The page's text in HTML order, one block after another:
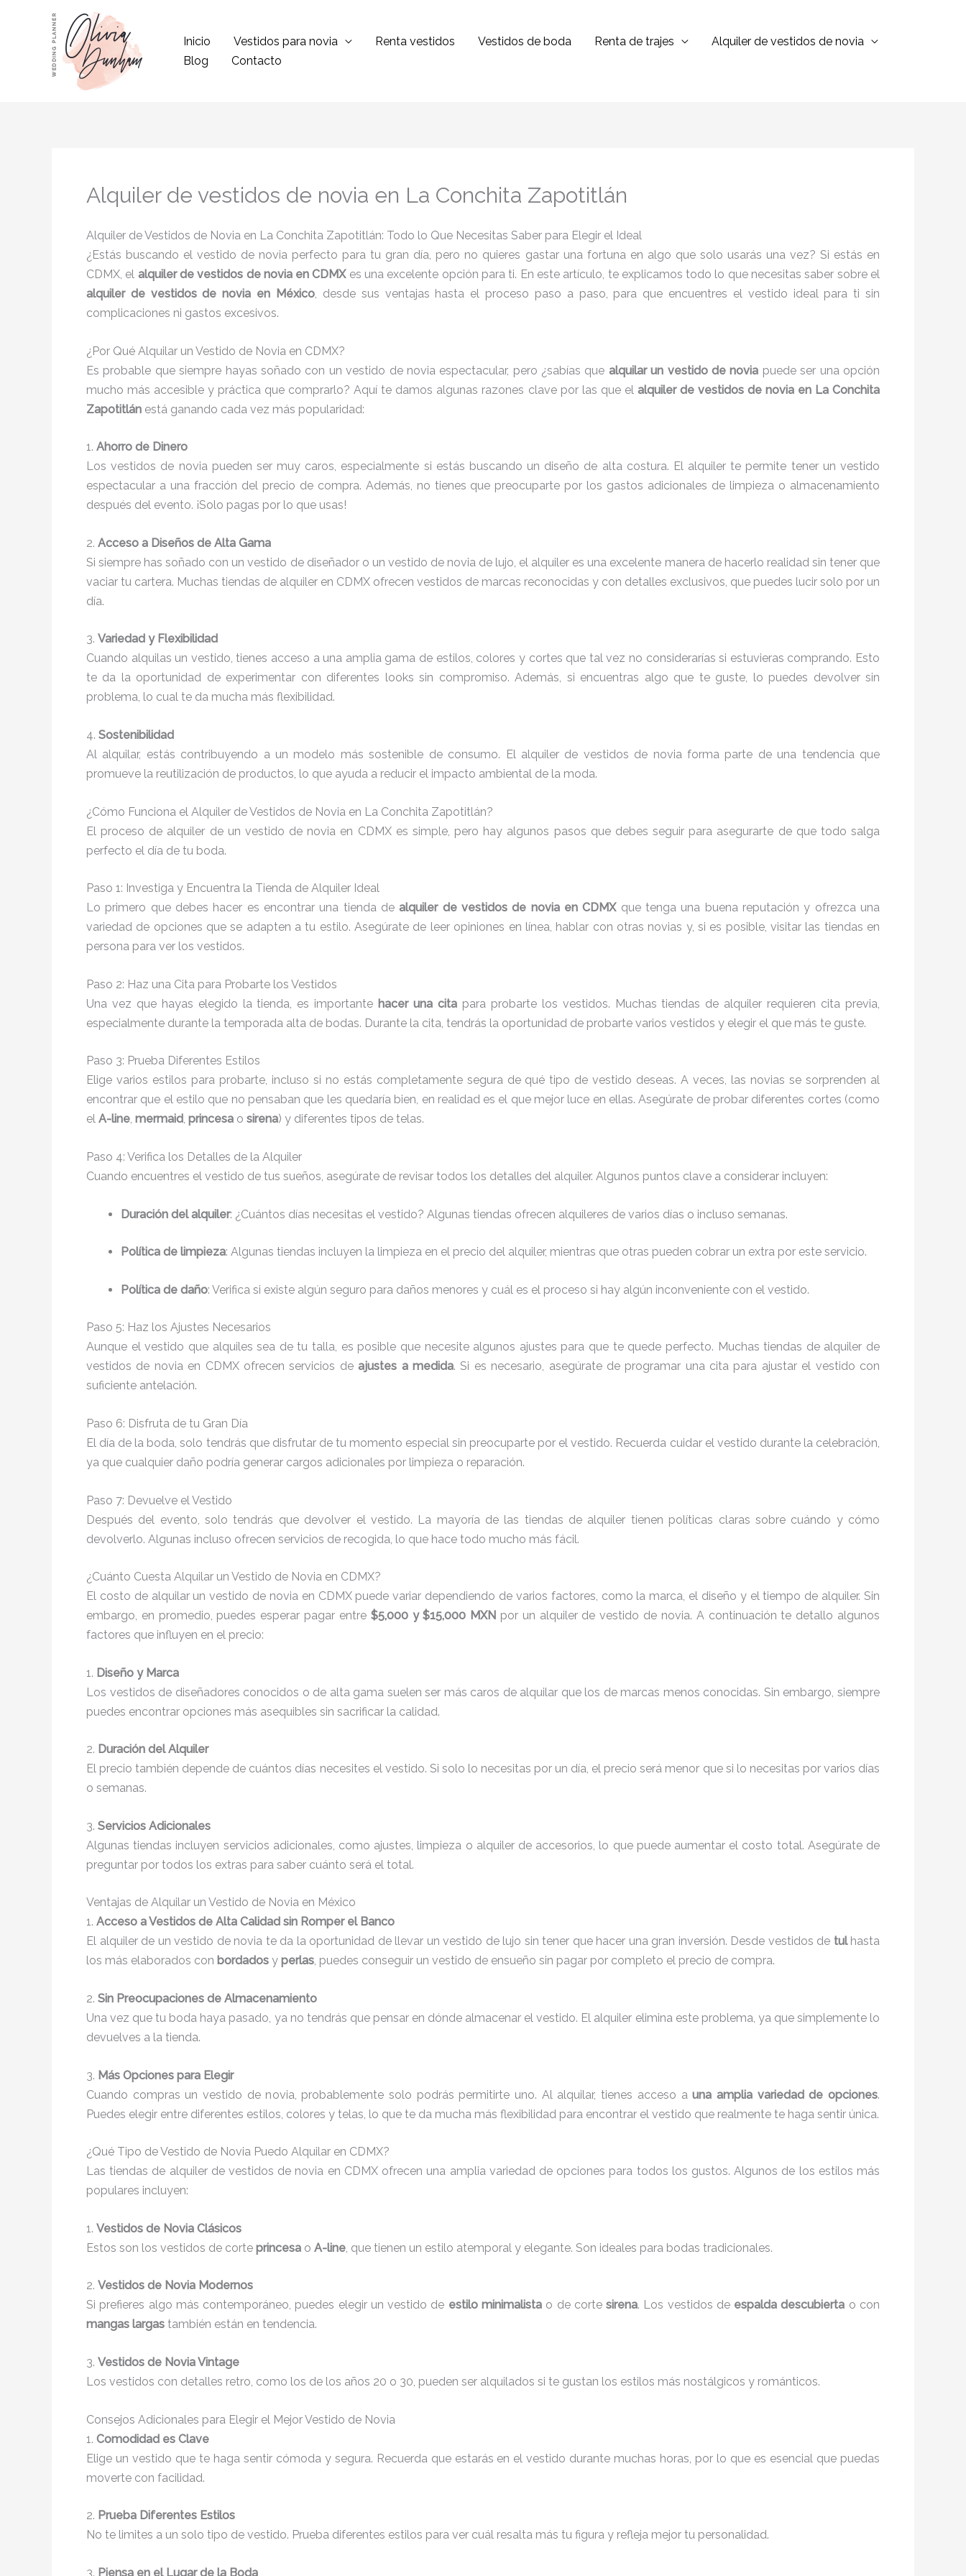
contenido
Inicio Vestidos para novia Renta vestidos Vestidos de boda Renta de trajes
Alquiler de vestidos de novia
Blog
Contacto
Alquiler de vestidos de novia en La Conchita Zapotitlán
Alquiler de Vestidos de Novia en La Conchita Zapotitlán: Todo lo Que Necesitas Saber para Elegir el Ideal
¿Estás buscando el vestido de novia perfecto para tu gran día, pero no quieres gastar una fortuna en algo que solo usarás una vez? Si estás en
CDMX, el alquiler de vestidos de novia en CDMXes una excelente opción para ti. En este artículo, te explicamos todo lo que necesitas saber sobre el
alquiler de vestidos de novia en México, desde sus ventajas hasta el proceso paso a paso, para que encuentres el vestido ideal para ti sin
complicaciones ni gastos excesivos.
¿Por Qué Alquilar un Vestido de Novia en CDMX?
Es probable que siempre hayas soñado con un vestido de novia espectacular, pero ¿sabías que alquilar un vestido de novia puede ser una opción
mucho más accesible y práctica que comprarlo? Aquí te damos algunas razones clave por las que el alquiler de vestidos de novia en La Conchita
Zapotitlán está ganando cada vez más popularidad:
1. Ahorro de Dinero
Los vestidos de novia pueden ser muy caros, especialmente si estás buscando un diseño de alta costura. El alquiler te permite tener un vestido
espectacular a una fracción del precio de compra. Además, no tienes que preocuparte por los gastos adicionales de limpieza o almacenamiento
después del evento. ¡Solo pagas por lo que usas!
2. Acceso a Diseños de Alta Gama
Si siempre has soñado con un vestido de diseñador o un vestido de novia de lujo, el alquiler es una excelente manera de hacerlo realidad sin tener que
vaciar tu cartera. Muchas tiendas de alquiler en CDMX ofrecen vestidos de marcas reconocidas y con detalles exclusivos, que puedes lucir solo por un
día.
3. Variedad y Flexibilidad
Cuando alquilas un vestido, tienes acceso a una amplia gama de estilos, colores y cortes que tal vez no considerarías si estuvieras comprando. Esto
te da la oportunidad de experimentar con diferentes looks sin compromiso. Además, si encuentras algo que te guste, lo puedes devolver sin
problema, lo cual te da mucha más flexibilidad.
4. Sostenibilidad
Al alquilar, estás contribuyendo a un modelo más sostenible de consumo. El alquiler de vestidos de novia forma parte de una tendencia que
promueve la reutilización de productos, lo que ayuda a reducir el impacto ambiental de la moda.
¿Cómo Funciona el Alquiler de Vestidos de Novia en La Conchita Zapotitlán?
El proceso de alquiler de un vestido de novia en CDMX es simple, pero hay algunos pasos que debes seguir para asegurarte de que todo salga
perfecto el día de tu boda.
Paso 1: Investiga y Encuentra la Tienda de Alquiler Ideal
Lo primero que debes hacer es encontrar una tienda dealquiler de vestidos de novia en CDMXque tenga una buena reputación y ofrezca una
variedad de opciones que se adapten a tu estilo. Asegúrate de leer opiniones en línea, hablar con otras novias y, si es posible, visitar las tiendas en
persona para ver los vestidos.
Paso 2: Haz una Cita para Probarte los Vestidos
Una vez que hayas elegido la tienda, es importante hacer una cita para probarte los vestidos. Muchas tiendas de alquiler requieren cita previa,
especialmente durante la temporada alta de bodas. Durante la cita, tendrás la oportunidad de probarte varios vestidos y elegir el que más te guste.
Paso 3: Prueba Diferentes Estilos
Elige varios estilos para probarte, incluso si no estás completamente segura de qué tipo de vestido deseas. A veces, las novias se sorprenden al
encontrar que el estilo que no pensaban que les quedaría bien, en realidad es el que mejor luce en ellas. Asegúrate de probar diferentes cortes (como
el A-line, mermaid, princesa o sirena) y diferentes tipos de telas.
Paso 4: Verifica los Detalles de la Alquiler
Cuando encuentres el vestido de tus sueños, asegúrate de revisar todos los detalles del alquiler. Algunos puntos clave a considerar incluyen:
Duración del alquiler: ¿Cuántos días necesitas el vestido? Algunas tiendas ofrecen alquileres de varios días o incluso semanas.
Política de limpieza: Algunas tiendas incluyen la limpieza en el precio del alquiler, mientras que otras pueden cobrar un extra por este servicio.
Política de daño: Verifica si existe algún seguro para daños menores y cuál es el proceso si hay algún inconveniente con el vestido.
Paso 5: Haz los Ajustes Necesarios
Aunque el vestido que alquiles sea de tu talla, es posible que necesite algunos ajustes para que te quede perfecto. Muchas tiendas de alquiler de
vestidos de novia en CDMX ofrecen servicios deajustes a medida. Si es necesario, asegúrate de programar una cita para ajustar el vestido con
suficiente antelación.
Paso 6: Disfruta de tu Gran Día
El día de la boda, solo tendrás que disfrutar de tu momento especial sin preocuparte por el vestido. Recuerda cuidar el vestido durante la celebración,
ya que cualquier daño podría generar cargos adicionales por limpieza o reparación.
Paso 7: Devuelve el Vestido
Después del evento, solo tendrás que devolver el vestido. La mayoría de las tiendas de alquiler tienen políticas claras sobre cuándo y cómo
devolverlo. Algunas incluso ofrecen servicios de recogida, lo que hace todo mucho más fácil.
¿Cuánto Cuesta Alquilar un Vestido de Novia en CDMX?
El costo de alquilar un vestido de novia en CDMX puede variar dependiendo de varios factores, como la marca, el diseño y el tiempo de alquiler. Sin
embargo, en promedio, puedes esperar pagar entre $5,000 y $15,000 MXN por un alquiler de vestido de novia. A continuación te detallo algunos
factores que influyen en el precio:
1. Diseño y Marca
Los vestidos de diseñadores conocidos o de alta gama suelen ser más caros de alquilar que los de marcas menos conocidas. Sin embargo, siempre
puedes encontrar opciones más asequibles sin sacrificar la calidad.
2. Duración del Alquiler
El precio también depende de cuántos días necesites el vestido. Si solo lo necesitas por un día, el precio será menor que si lo necesitas por varios días
o semanas.
3. Servicios Adicionales
Algunas tiendas incluyen servicios adicionales, como ajustes, limpieza o alquiler de accesorios, lo que puede aumentar el costo total. Asegúrate de
preguntar por todos los extras para saber cuánto será el total.
Ventajas de Alquilar un Vestido de Novia en México
1. Acceso a Vestidos de Alta Calidad sin Romper el Banco
El alquiler de un vestido de novia te da la oportunidad de llevar un vestido de lujo sin tener que hacer una gran inversión. Desde vestidos de tulhasta
los más elaborados con bordados y perlas, puedes conseguir un vestido de ensueño sin pagar por completo el precio de compra.
2. Sin Preocupaciones de Almacenamiento
Una vez que tu boda haya pasado, ya no tendrás que pensar en dónde almacenar el vestido. El alquiler elimina este problema, ya que simplemente lo
devuelves a la tienda.
3. Más Opciones para Elegir
Cuando compras un vestido de novia, probablemente solo podrás permitirte uno. Al alquilar, tienes acceso auna amplia variedad de opciones.
Puedes elegir entre diferentes estilos, colores y telas, lo que te da mucha más flexibilidad para encontrar el vestido que realmente te haga sentir única.
¿Qué Tipo de Vestido de Novia Puedo Alquilar en CDMX?
Las tiendas de alquiler de vestidos de novia en CDMX ofrecen una amplia variedad de opciones para todos los gustos. Algunos de los estilos más
populares incluyen:
1. Vestidos de Novia Clásicos
Estos son los vestidos de corte princesa o A-line, que tienen un estilo atemporal y elegante. Son ideales para bodas tradicionales.
2. Vestidos de Novia Modernos
Si prefieres algo más contemporáneo, puedes elegir un vestido de estilo minimalista o de cortesirena. Los vestidos de espalda descubierta o con
mangas largas también están en tendencia.
3. Vestidos de Novia Vintage
Los vestidos con detalles retro, como los de los años 20 o 30, pueden ser alquilados si te gustan los estilos más nostálgicos y románticos.
Consejos Adicionales para Elegir el Mejor Vestido de Novia
1. Comodidad es Clave
Elige un vestido que te haga sentir cómoda y segura. Recuerda que estarás en el vestido durante muchas horas, por lo que es esencial que puedas
moverte con facilidad.
2. Prueba Diferentes Estilos
No te limites a un solo tipo de vestido. Prueba diferentes estilos para ver cuál resalta más tu figura y refleja mejor tu personalidad.
3. Piensa en el Lugar de la Boda